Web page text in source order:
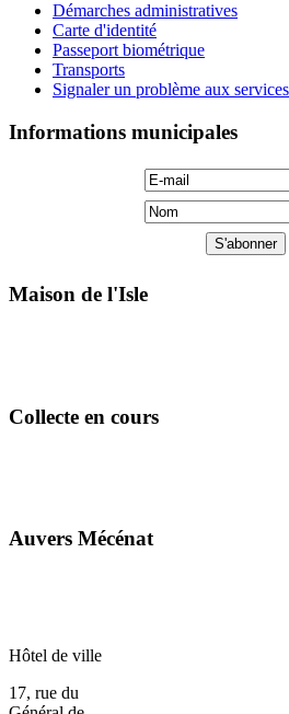
Démarches administratives
Carte d'identité
Passeport biométrique
Transports
Signaler un problème aux
Informations municipales
Maison de l'Isle
Collecte en cours
Auvers Mécénat
Hôtel de ville
17, rue du